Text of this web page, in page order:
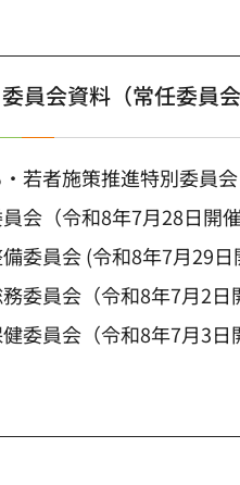
員会資料（常任委員
若者施策推進特別委員
会（令和8年7月28日開催
委員会 (令和8年7月29日
委員会（令和8年7月2日
委員会（令和8年7月3日